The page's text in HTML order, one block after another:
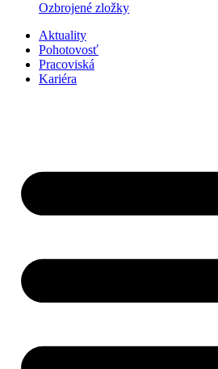
Ozbrojené zložky
Aktuality
Pohotovosť
Pracoviská
Kariéra